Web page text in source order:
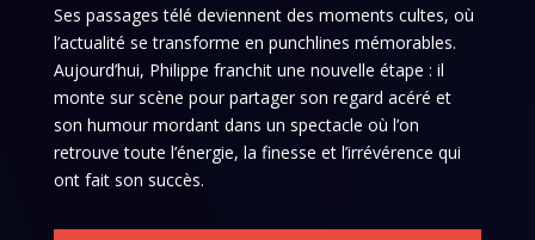
Ses passages télé deviennent des moments cultes, où
l’actualité se transforme en punchlines mémorables.
Aujourd’hui, Philippe franchit une nouvelle étape : il
monte sur scène pour partager son regard acéré et
son humour mordant dans un spectacle où l’on
retrouve toute l’énergie, la finesse et l’irrévérence qui
ont fait son succès.